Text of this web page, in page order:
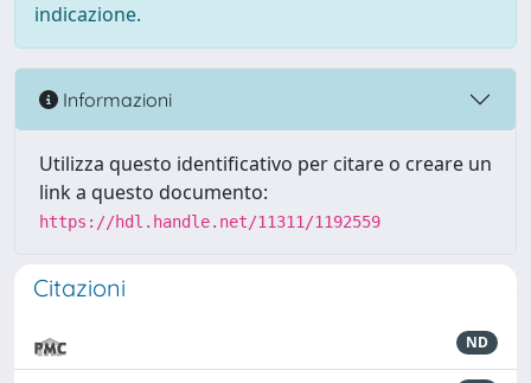
indicazione.
Informazioni
Utilizza questo identificativo per citare o creare un
link a questo documento:
https://hdl.handle.net/11311/1192559
Citazioni
ND